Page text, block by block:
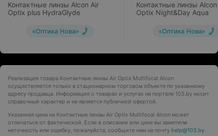
Контактные линзы Alcon Air
Optix plus HydraGlyde
«Оптика Нова»
Контактные линзы
Optix Night&Day Aqua
«Оптика Нова»
Реализация товара Контактные линзы Air Optix Multifocal Alcon
осуществляется только в стационарном торговом объекте по указанному
адресу продавца. Информация о товарах и услугах на портале 103.by носит
справочный характер и не является публичной офертой.
Указанная цена на Контактные линзы Air Optix Multifocal Alcon может
отличаться от фактической. Если в описании или цене вы заметили
неточность или ошибку, пожалуйста, сообщите нам на почту help@103.by.